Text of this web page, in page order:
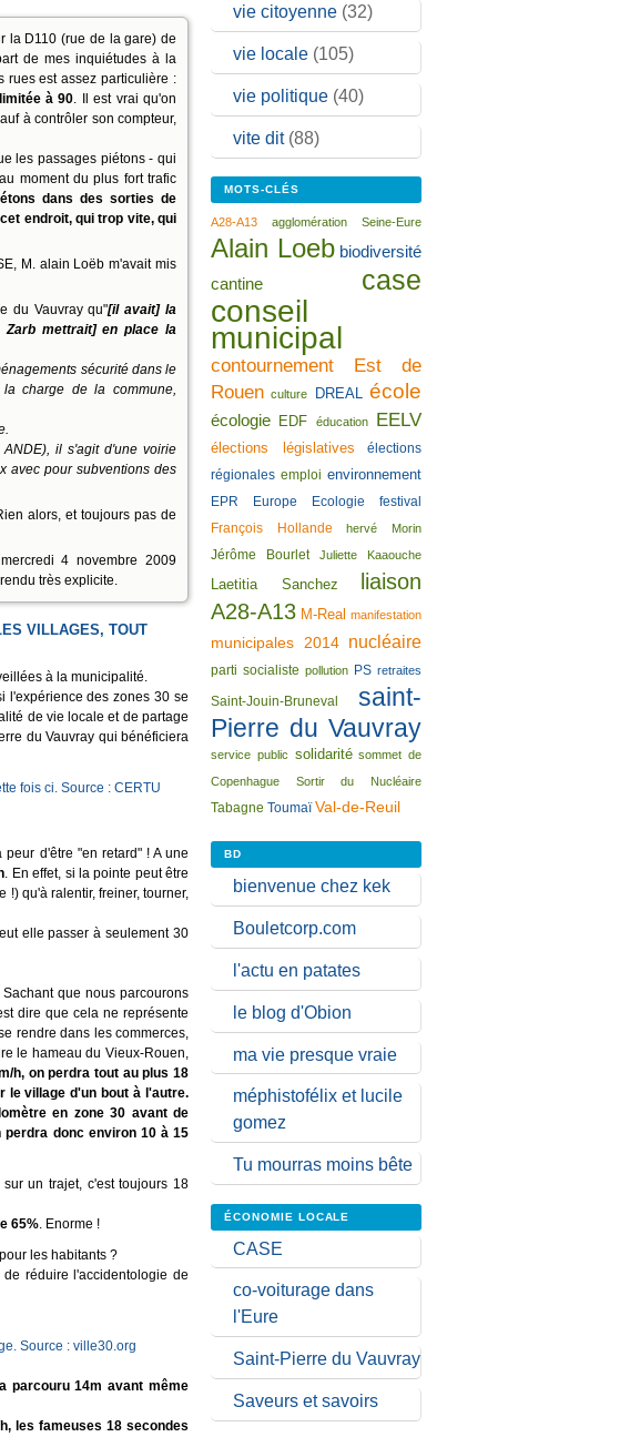
la D110 (rue de la gare) de
de mes inquiétudes à la
rues est assez particulière :
à 90. Il est vrai qu'on
à contrôler son compteur,
les passages piétons - qui
moment du plus fort trafic
dans des sorties de
endroit, qui trop vite, qui
M. alain Loëb m'avait mis
du Vauvray qu"[il avait] la
mettrait] en place la
sécurité dans le
charge de la commune,
il s'agit d'une voirie
avec pour subventions des
alors, et toujours pas de
4 novembre 2009
très explicite.
VILLAGES, TOUT
à la municipalité.
l'expérience des zones 30 se
de vie locale et de partage
du Vauvray qui bénéficiera
d'être "en retard" ! A une
. En effet, si la pointe peut être
!) qu'à ralentir, freiner, tourner,
elle passer à seulement 30
que nous parcourons
dire que cela ne représente
rendre dans les commerces,
le hameau du Vieux-Rouen,
h, on perdra tout au plus 18
le village d'un bout à l'autre.
en zone 30 avant de
donc environ 10 à 15
un trajet, c'est toujours 18
65%. Enorme !
les habitants ?
réduire l'accidentologie de
parcouru 14m avant même
les fameuses 18 secondes
vie citoyenne (32)
vie locale (105)
vie politique (40)
vite dit(88)
MOTS-CLÉS
A28-A13 agglomération Seine-Eure
Alain Loeb biodiversité
cantine
case
conseil
municipal
contournement Est de
Rouen culture DREAL école
écologie EDF éducation EELV
élections législatives
élections
régionales emploi environnement
EPR Europe Ecologie
festival
François Hollande
hervé Morin
Jérôme Bourlet Juliette Kaaouche
Laetitia Sanchez
liaison
A28-A13 M-Real manifestation
municipales 2014 nucléaire
parti socialiste pollution PS retraites
Saint-Jouin-Bruneval
saint-
Pierre du Vauvray
service public solidarité sommet de
Copenhague
Sortir du Nucléaire
Tabagne Toumaï Val-de-Reuil
BD
bienvenue chez kek
Bouletcorp.com
l'actu en patates
le blog d'Obion
ma vie presque vraie
méphistofélix et lucile
gomez
Tu mourras moins bête
ÉCONOMIE LOCALE
CASE
co-voiturage dans
l'Eure
Saint-Pierre du Vauvray
Saveurs et savoirs